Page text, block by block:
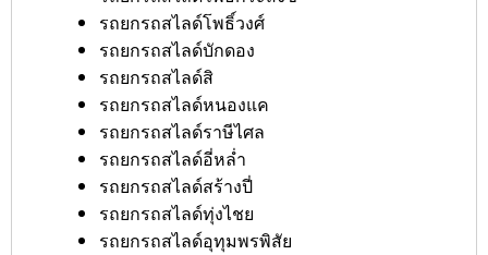
รถยกรถสไลด์โพธิ์วงศ์
รถยกรถสไลด์บักดอง
รถยกรถสไลด์สิ
รถยกรถสไลด์หนองแค
รถยกรถสไลด์ราษีไศล
รถยกรถสไลด์อี่หล่ำ
รถยกรถสไลด์สร้างปี่
รถยกรถสไลด์ทุ่งไชย
รถยกรถสไลด์อุทุมพรพิสัย